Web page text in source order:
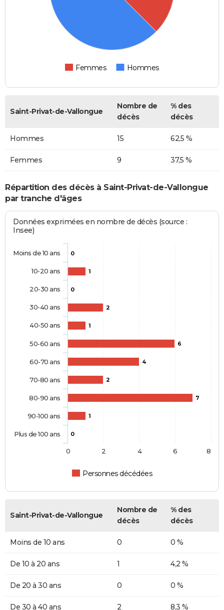
Femmes Hommes
Saint-Privat-de-Vallongue
Nombre de
décès
% des
décès
Hommes 15 62,5 %
Femmes 9 37,5 %
Répartition des décès à Saint-Privat-de-Vallongue
par tranche d'âges
Données exprimées en nombre de décès (source :
Insee)
0
1
0
2
1
6
4
2
7
1
0
Personnes décédées
Moins de 10 ans
10-20 ans
20-30 ans
30-40 ans
40-50 ans
50-60 ans
60-70 ans
70-80 ans
80-90 ans
90-100 ans
Plus de 100 ans
0 2 4 6 8
Saint-Privat-de-Vallongue
Nombre de
décès
% des
décès
Moins de 10 ans 0 0 %
De 10 à 20 ans 1 4,2 %
De 20 à 30 ans 0 0 %
De 30 à 40 ans 2 8,3 %